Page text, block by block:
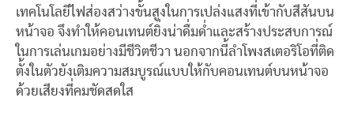
เทคโนโลยีไฟส่องสว่างขั้นสูงในการเปล่งแสงที่เข้ากับสีสันบน
หน้าจอ จึงทำให้คอนเทนต์ยิ่งน่าดื่มด่ำและสร้างประสบการณ์
ในการเล่นเกมอย่างมีชีวิตชีวา นอกจากนี้ลำโพงสเตอริโอที่ติด
ตั้งในตัวยังเติมความสมบูรณ์แบบให้กับคอนเทนต์บนหน้าจอ
ด้วยเสียงที่คมชัดสดใส